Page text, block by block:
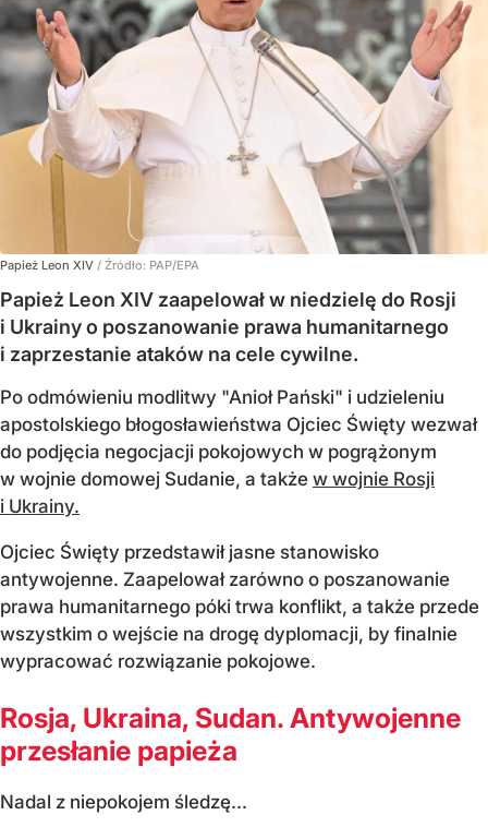
Papież Leon XIV / Źródło: PAP/EPA
Papież Leon XIV zaapelował w niedzielę do Rosji
i Ukrainy o poszanowanie prawa humanitarnego
i zaprzestanie ataków na cele cywilne.
Po odmówieniu modlitwy "Anioł Pański" i udzieleniu
apostolskiego błogosławieństwa Ojciec Święty wezwał
do podjęcia negocjacji pokojowych w pogrążonym
w wojnie domowej Sudanie, a także w wojnie Rosji
i Ukrainy.
Ojciec Święty przedstawił jasne stanowisko
antywojenne. Zaapelował zarówno o poszanowanie
prawa humanitarnego póki trwa konflikt, a także przede
wszystkim o wejście na drogę dyplomacji, by finalnie
wypracować rozwiązanie pokojowe.
Rosja, Ukraina, Sudan. Antywojenne
przesłanie papieża
Nadal z niepokojem śledzę...